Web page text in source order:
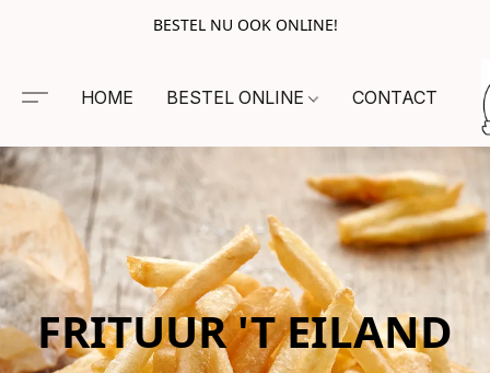
BESTEL NU OOK ONLINE!
HOME BESTEL ONLINE CONTACT
FRITUUR 'T EILAND